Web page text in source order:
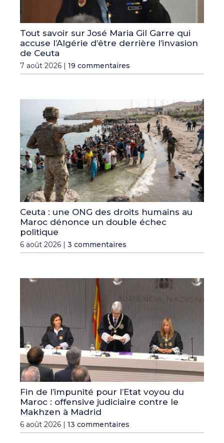
Tout savoir sur José Maria Gil Garre qui
accuse l’Algérie d’être derrière l’invasion
de Ceuta
7 août 2026 | 19 commentaires
Ceuta : une ONG des droits humains au
Maroc dénonce un double échec
politique
6 août 2026 | 3 commentaires
Fin de l’impunité pour l’Etat voyou du
Maroc : offensive judiciaire contre le
Makhzen à Madrid
6 août 2026 | 13 commentaires